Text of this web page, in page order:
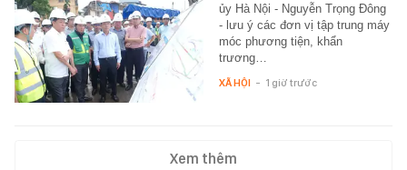
ủy Hà Nội - Nguyễn Trọng Đông
- lưu ý các đơn vị tập trung máy
móc phương tiện, khẩn
trương…
XÃ HỘI - 1 giờ trước
Xem thêm